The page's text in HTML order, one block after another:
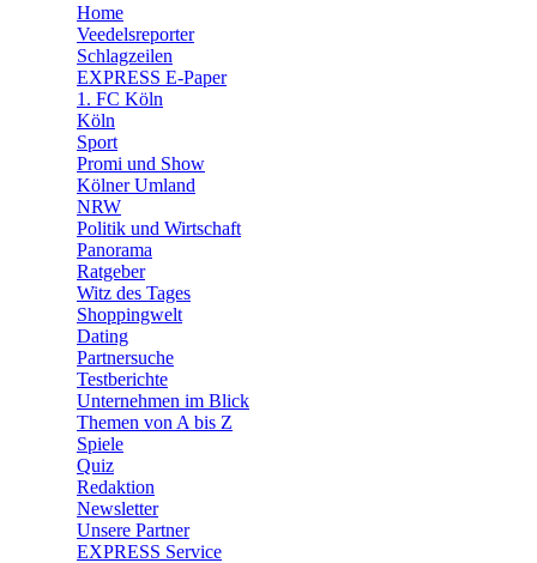
🛒 Shoppingwelt
Home
Veedelsreporter
Schlagzeilen
EXPRESS E-Paper
1. FC Köln
Köln
Sport
Promi und Show
Kölner Umland
NRW
Politik und Wirtschaft
Panorama
Ratgeber
Witz des Tages
Shoppingwelt
Dating
Partnersuche
Testberichte
Unternehmen im Blick
Themen von A bis Z
Spiele
Quiz
Redaktion
Newsletter
Unsere Partner
EXPRESS Service